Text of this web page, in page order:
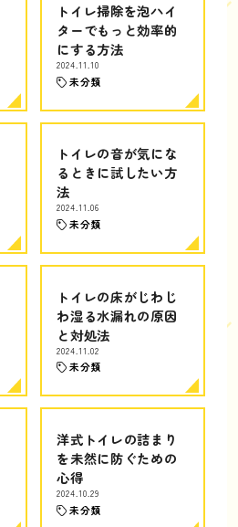
トイレ掃除を泡ハイ
ターでもっと効率的
にする方法
2024.11.10
未分類
トイレの音が気にな
るときに試したい方
法
2024.11.06
未分類
トイレの床がじわじ
わ湿る水漏れの原因
と対処法
2024.11.02
未分類
洋式トイレの詰まり
を未然に防ぐための
心得
2024.10.29
未分類